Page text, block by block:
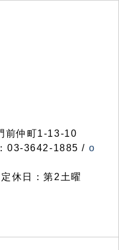
前仲町1-13-10
03-3642-1885 / o
休日：第2土曜